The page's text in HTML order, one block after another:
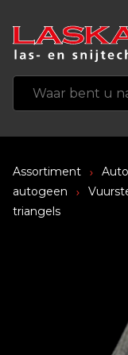
Assortiment
autogeen
triangels